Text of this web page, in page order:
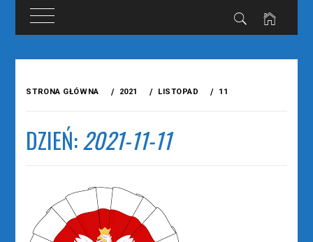
STRONA GŁÓWNA 2021 LISTOPAD 11
DZIEŃ:2021-11-11